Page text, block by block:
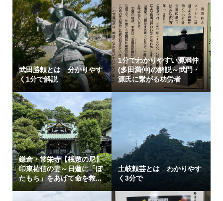
武田勝頼とは 分かりやす
く1分で解説
1分でわかりやすい源満仲
(多田満仲)の解説～武門・
源氏に繋がる功労者
鎌倉・常栄寺【桟敷の尼】
印東祐信の妻～日蓮に「ぼ
たもち」をあげて命を救...
土岐頼芸とは わかりやす
く3分で